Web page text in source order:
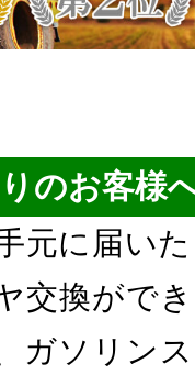
のお客様
元に届い
交換がで
ガソリン